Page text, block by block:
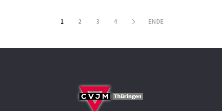
1 2 3 4 ENDE